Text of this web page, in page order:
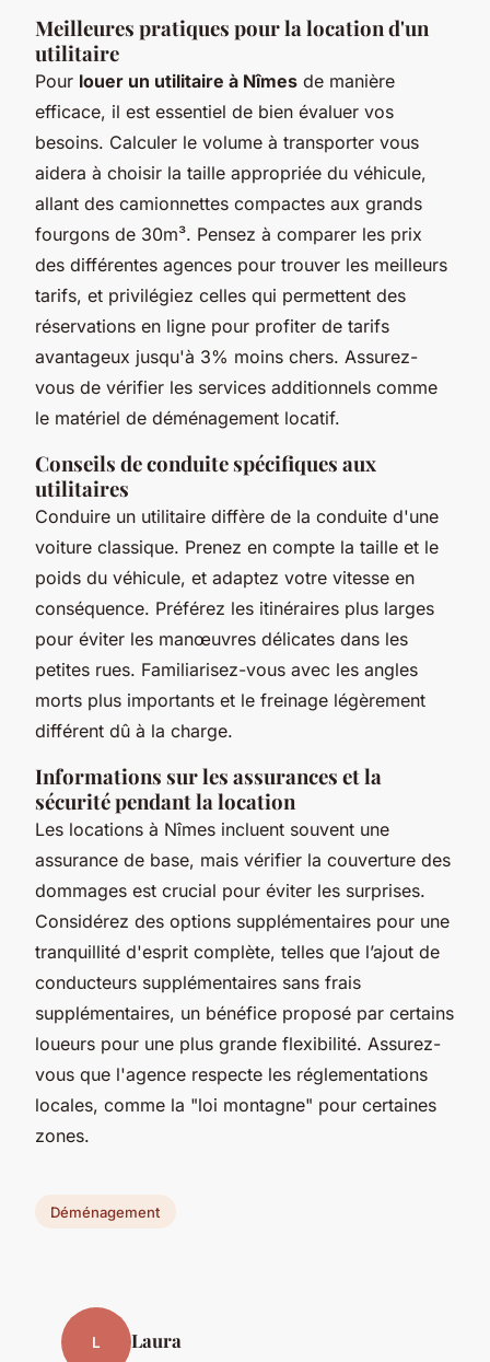
Meilleures pratiques pour la location d'un
utilitaire
Pour louer un utilitaire à Nîmes de manière
efficace, il est essentiel de bien évaluer vos
besoins. Calculer le volume à transporter vous
aidera à choisir la taille appropriée du véhicule,
allant des camionnettes compactes aux grands
fourgons de 30m³. Pensez à comparer les prix
des différentes agences pour trouver les meilleurs
tarifs, et privilégiez celles qui permettent des
réservations en ligne pour profiter de tarifs
avantageux jusqu'à 3% moins chers. Assurez-
vous de vérifier les services additionnels comme
le matériel de déménagement locatif.
Conseils de conduite spécifiques aux
utilitaires
Conduire un utilitaire diffère de la conduite d'une
voiture classique. Prenez en compte la taille et le
poids du véhicule, et adaptez votre vitesse en
conséquence. Préférez les itinéraires plus larges
pour éviter les manœuvres délicates dans les
petites rues. Familiarisez-vous avec les angles
morts plus importants et le freinage légèrement
différent dû à la charge.
Informations sur les assurances et la
sécurité pendant la location
Les locations à Nîmes incluent souvent une
assurance de base, mais vérifier la couverture des
dommages est crucial pour éviter les surprises.
Considérez des options supplémentaires pour une
tranquillité d'esprit complète, telles que l’ajout de
conducteurs supplémentaires sans frais
supplémentaires, un bénéfice proposé par certains
loueurs pour une plus grande flexibilité. Assurez-
vous que l'agence respecte les réglementations
locales, comme la "loi montagne" pour certaines
zones.
Déménagement
L Laura